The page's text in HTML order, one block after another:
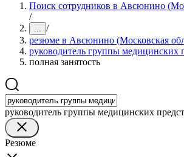
Поиск сотрудников в Авсюнино
/
... /
резюме в Авсюнино (Московская
руководитель группы медицинских
полная занятость
руководитель группы медицинских
Резюме